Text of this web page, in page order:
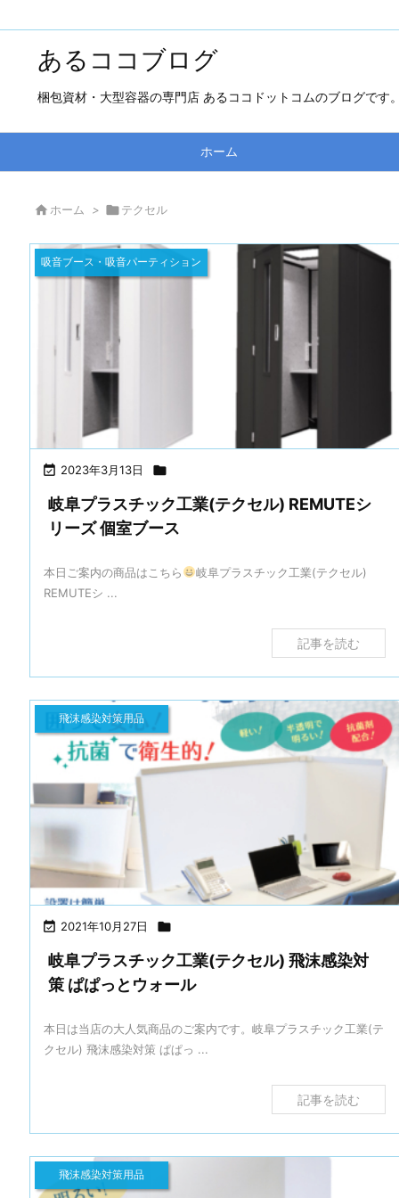
あるココブログ
梱包資材・大型容器の専門店 あるココドットコムのブログです
ホーム
 ホーム > テクセル
 2023年3月13日 
吸音ブース・吸音パーティション
岐阜プラスチック工業(テクセル) REMUTEシ
リーズ 個室ブース
本日ご案内の商品はこちら
岐阜プラスチック工業(テクセル)
REMUTEシ ...
記事を読む
 2021年10月27日 
飛沫感染対策用品
岐阜プラスチック工業(テクセル) 飛沫感染対
策 ぱぱっとウォール
本日は当店の大人気商品のご案内です。岐阜プラスチック工業(テ
クセル) 飛沫感染対策 ぱぱっ ...
記事を読む
飛沫感染対策用品